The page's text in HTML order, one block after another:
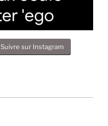
Suivre sur Instagram